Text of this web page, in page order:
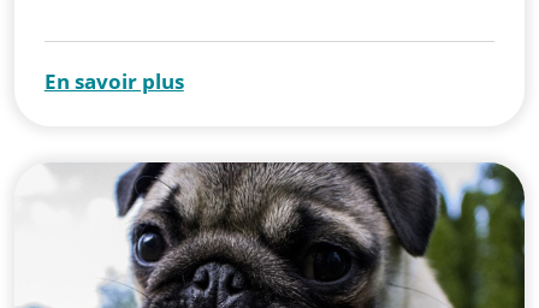
Les maladies canines
Les maladies félines
Poisson
Publications
Tortue
En savoir plus